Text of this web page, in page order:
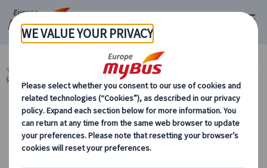
マイバス・ヨーロッパ フランス (67) パリ (67)
体験 (3)
ワイン・シャンパン・ショコラ
カテゴリーから探す
グルメ・カルチャー・体験 ワイン・シャンパ